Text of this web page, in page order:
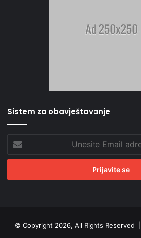
Sistem za obavještavanje
Email
adresu
© Copyright 2026, All Rights Reserved |